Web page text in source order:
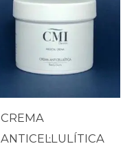
CREMA
ANTICEL·LULÍTICA